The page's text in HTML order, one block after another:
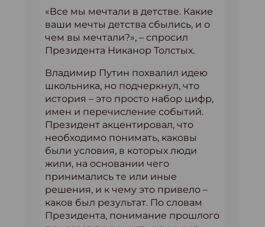
«Все мы мечтали в детстве. Какие
ваши мечты детства сбылись, и о
чем вы мечтали?», – спросил
Президента Никанор Толстых.
Владимир Путин похвалил идею
школьника, но подчеркнул, что
история – это просто набор цифр,
имен и перечисление событий.
Президент акцентировал, что
необходимо понимать, каковы
были условия, в которых люди
жили, на основании чего
принимались те или иные
решения, и к чему это привело –
каков был результат. По словам
Президента, понимание прошлого